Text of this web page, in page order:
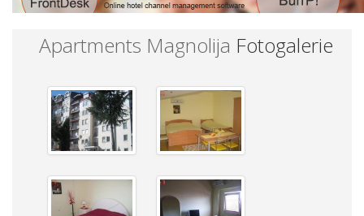
Apartments Magnolija Fotogalerie